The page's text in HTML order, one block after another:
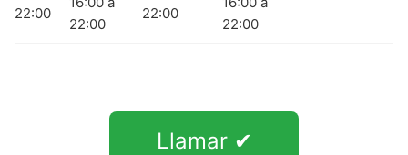
22:00
22:00
22:00
22:00
Llamar ✔